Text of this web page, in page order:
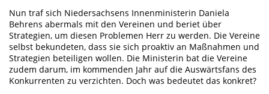
Nun traf sich Niedersachsens Innenministerin Daniela
Behrens abermals mit den Vereinen und beriet über
Strategien, um diesen Problemen Herr zu werden. Die Vereine
selbst bekundeten, dass sie sich proaktiv an Maßnahmen und
Strategien beteiligen wollen. Die Ministerin bat die Vereine
zudem darum, im kommenden Jahr auf die Auswärtsfans des
Konkurrenten zu verzichten. Doch was bedeutet das konkret?